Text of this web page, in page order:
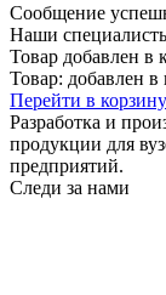
Сообщение
Наши
Товар добавлен в
Товар: добавлен в
Перейти в корзину
Разработка и
продукции для
предприятий.
Следи за нами